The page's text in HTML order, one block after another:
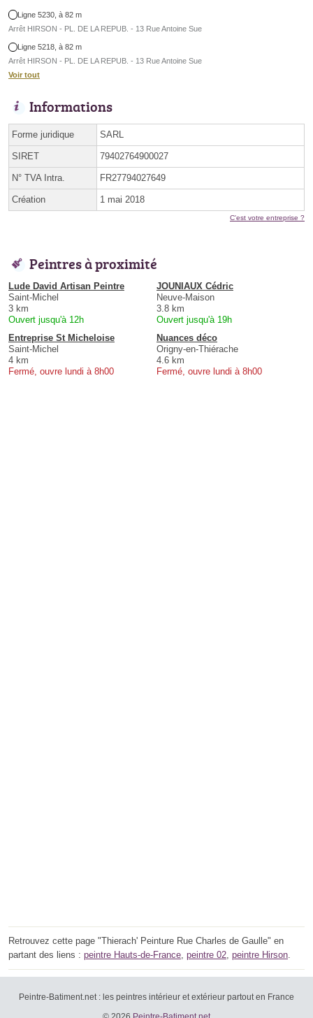
Ligne 5230, à 82 m
Arrêt HIRSON - PL. DE LA REPUB. - 13 Rue Antoine Sue
Ligne 5218, à 82 m
Arrêt HIRSON - PL. DE LA REPUB. - 13 Rue Antoine Sue
Voir tout
Informations
Forme juridique SARL
SIRET 79402764900027
N° TVA Intra. FR27794027649
Création 1 mai 2018
C'est votre entreprise ?
Peintres à proximité
Lude David Artisan Peintre
Saint-Michel
3 km
Ouvert jusqu'à 12h
JOUNIAUX Cédric
Neuve-Maison
3.8 km
Ouvert jusqu'à 19h
Entreprise St Micheloise
Saint-Michel
4 km
Fermé, ouvre lundi à 8h00
Nuances déco
Origny-en-Thiérache
4.6 km
Fermé, ouvre lundi à 8h00
Retrouvez cette page "Thierach' Peinture Rue Charles de Gaulle" en
partant des liens : peintre Hauts-de-France, peintre 02, peintre Hirson.
Peintre-Batiment.net : les peintres intérieur et extérieur partout en France